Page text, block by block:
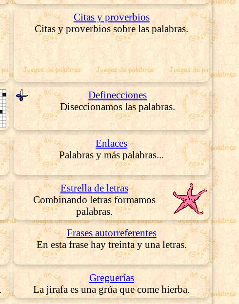
Citas y proverbios
Citas y proverbios sobre las palabras.
Definecciones
Diseccionamos las palabras.
Enlaces
Palabras y más palabras...
Estrella de letras
Combinando letras formamos
palabras.
Frases autorreferentes
En esta frase hay treinta y una letras.
Greguerías
La jirafa es una grúa que come hierba.